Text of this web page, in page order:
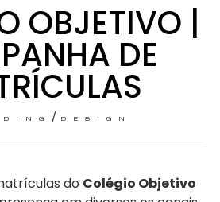
OBJETIVO |
DE
/ DESIGN
do Colégio Objetivo